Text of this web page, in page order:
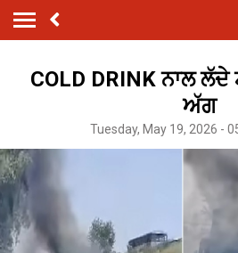
COLD DRINK ਨਾਲ
ਅੱਗ
Tuesday, May 19, 2026 -